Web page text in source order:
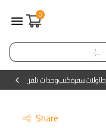
0
طاولاتسفرةكنبوحدات تلفزيون
Share